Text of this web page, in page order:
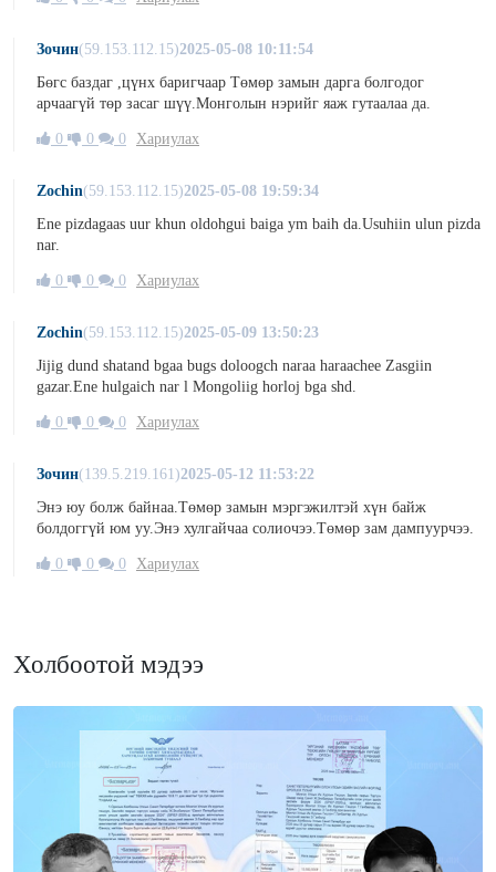
Зочин(59.153.112.15)2025-05-08 10:11:54
Бөгс баздаг ,цүнх баригчаар Төмөр замын дарга болгодог
арчаагүй төр засаг шүү.Монголын нэрийг яаж гутаалаа да.
0 0 0 Хариулах
Zochin(59.153.112.15)2025-05-08 19:59:34
Ene pizdagaas uur khun oldohgui baiga ym baih da.Usuhiin ulun pizda
nar.
0 0 0 Хариулах
Zochin(59.153.112.15)2025-05-09 13:50:23
Jijig dund shatand bgaa bugs doloogch naraa haraachee Zasgiin
gazar.Ene hulgaich nar l Mongoliig horloj bga shd.
0 0 0 Хариулах
Зочин(139.5.219.161)2025-05-12 11:53:22
Энэ юу болж байнаа.Төмөр замын мэргэжилтэй хүн байж
болдоггүй юм уу.Энэ хулгайчаа солиочээ.Төмөр зам дампуурчээ.
0 0 0 Хариулах
Холбоотой мэдээ